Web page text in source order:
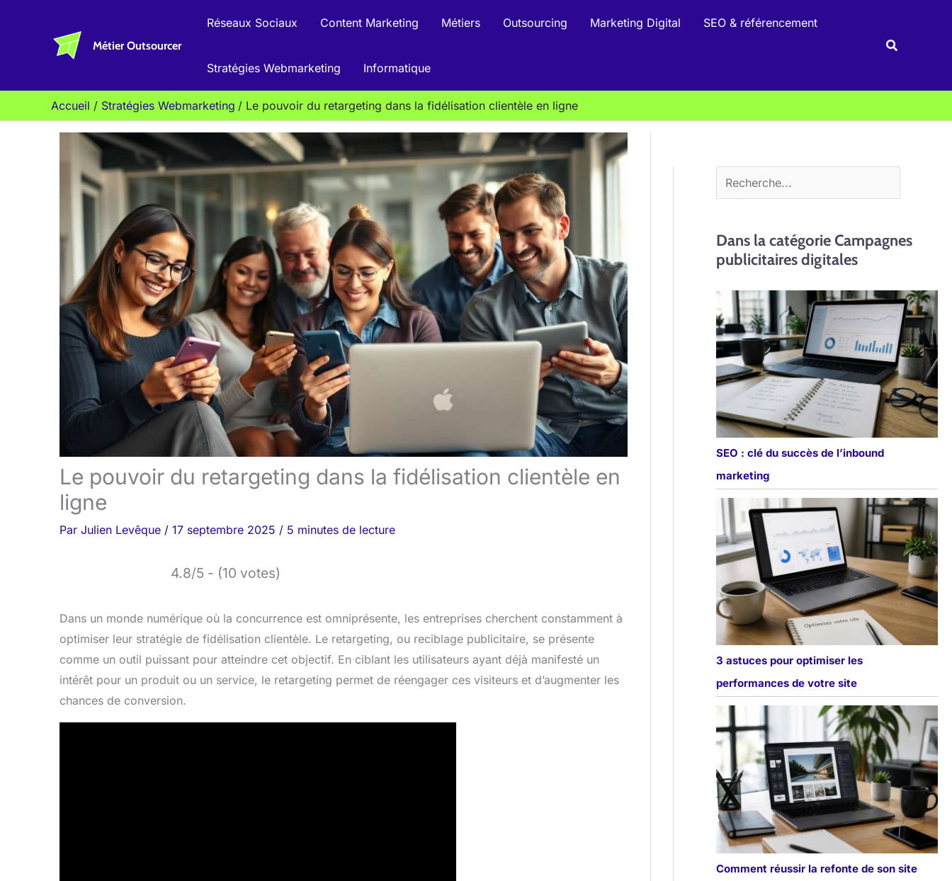
Métier Outsourcer
Réseaux Sociaux Content Marketing Métiers Outsourcing Marketing Digital SEO & référencement
Stratégies Webmarketing Informatique
Accueil Stratégies Webmarketing Le pouvoir du retargeting dans la fidélisation clientèle en ligne
Le pouvoir du retargeting dans la fidélisation clientèle en
ligne
Par Julien Levêque / 17 septembre 2025 / 5 minutes de lecture
4.8/5 - (10 votes)
Dans un monde numérique où la concurrence est omniprésente, les entreprises cherchent constamment à
optimiser leur stratégie de fidélisation clientèle. Le retargeting, ou reciblage publicitaire, se présente
comme un outil puissant pour atteindre cet objectif. En ciblant les utilisateurs ayant déjà manifesté un
intérêt pour un produit ou un service, le retargeting permet de réengager ces visiteurs et d’augmenter les
chances de conversion.
r
h
Dans la catégorie Campagnes
publicitaires digitales
SEO : clé du succès de l’inbound
marketing
3 astuces pour optimiser les
performances de votre site
Comment réussir la refonte de son site